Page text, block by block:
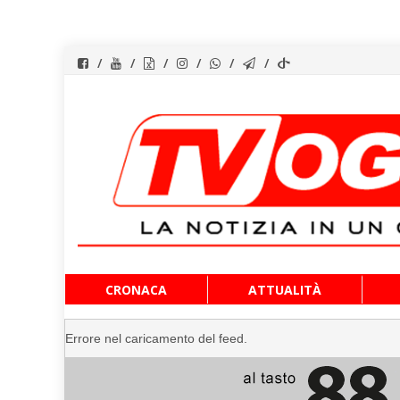
al
contenuto
CRONACA ATTUALITÀ
Errore nel caricamento del feed.